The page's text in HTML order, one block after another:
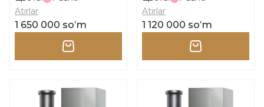
Atirlar
1 650 000 soʻm
Atirlar
1 120 000 soʻm